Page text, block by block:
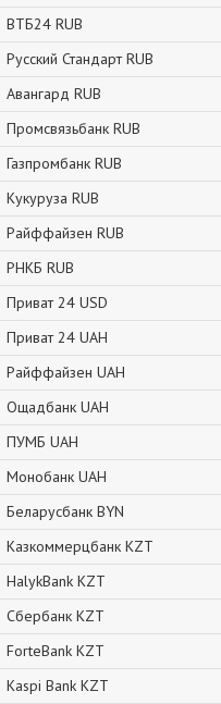
ВТБ24 RUB
Русский Стандарт RUB
Авангард RUB
Промсвязьбанк RUB
Газпромбанк RUB
Кукуруза RUB
Райффайзен RUB
РНКБ RUB
Приват 24 USD
Приват 24 UAH
Райффайзен UAH
Ощадбанк UAH
ПУМБ UAH
Монобанк UAH
Беларусбанк BYN
Казкоммерцбанк KZT
HalykBank KZT
Сбербанк KZT
ForteBank KZT
Kaspi Bank KZT